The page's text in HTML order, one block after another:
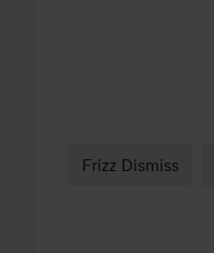
Frizz Dismiss